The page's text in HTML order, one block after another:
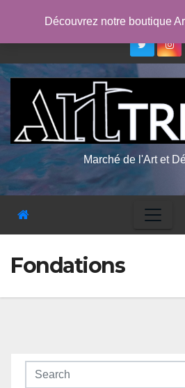
sam. Août 8th, 2026
Marché de l'Art et
Fondations
Découvrez notre boutique